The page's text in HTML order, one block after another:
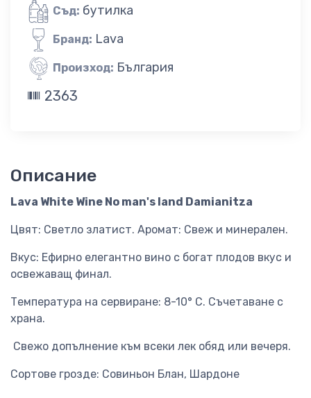
Съд: бутилка
Бранд: Lava
Произход: България
2363
Описание
Lava White Wine No man's land Damianitza
Цвят: Светло златист. Аромат: Свеж и минерален.
Вкус: Ефирно елегантно вино с богат плодов вкус и
освежаващ финал.
Температура на сервиране: 8-10° С. Съчетаване с
храна.
Свежо допълнение към всеки лек обяд или вечеря.
Сортове грозде: Совиньон Блан, Шардоне